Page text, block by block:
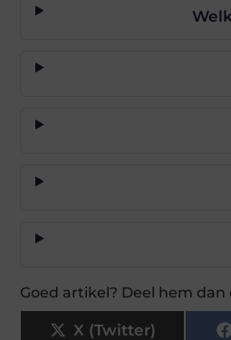
Goed artikel? Deel hem dan
X (Twitter)